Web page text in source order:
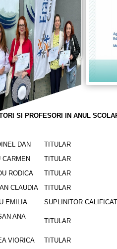
SI PROFESORI IN ANUL
DAN TITULAR
TITULAR
RODICA TITULAR
CLAUDIA TITULAR
EMILIA SUPLINITOR CALIFICAT
ANA
TITULAR
VIORICA TITULAR